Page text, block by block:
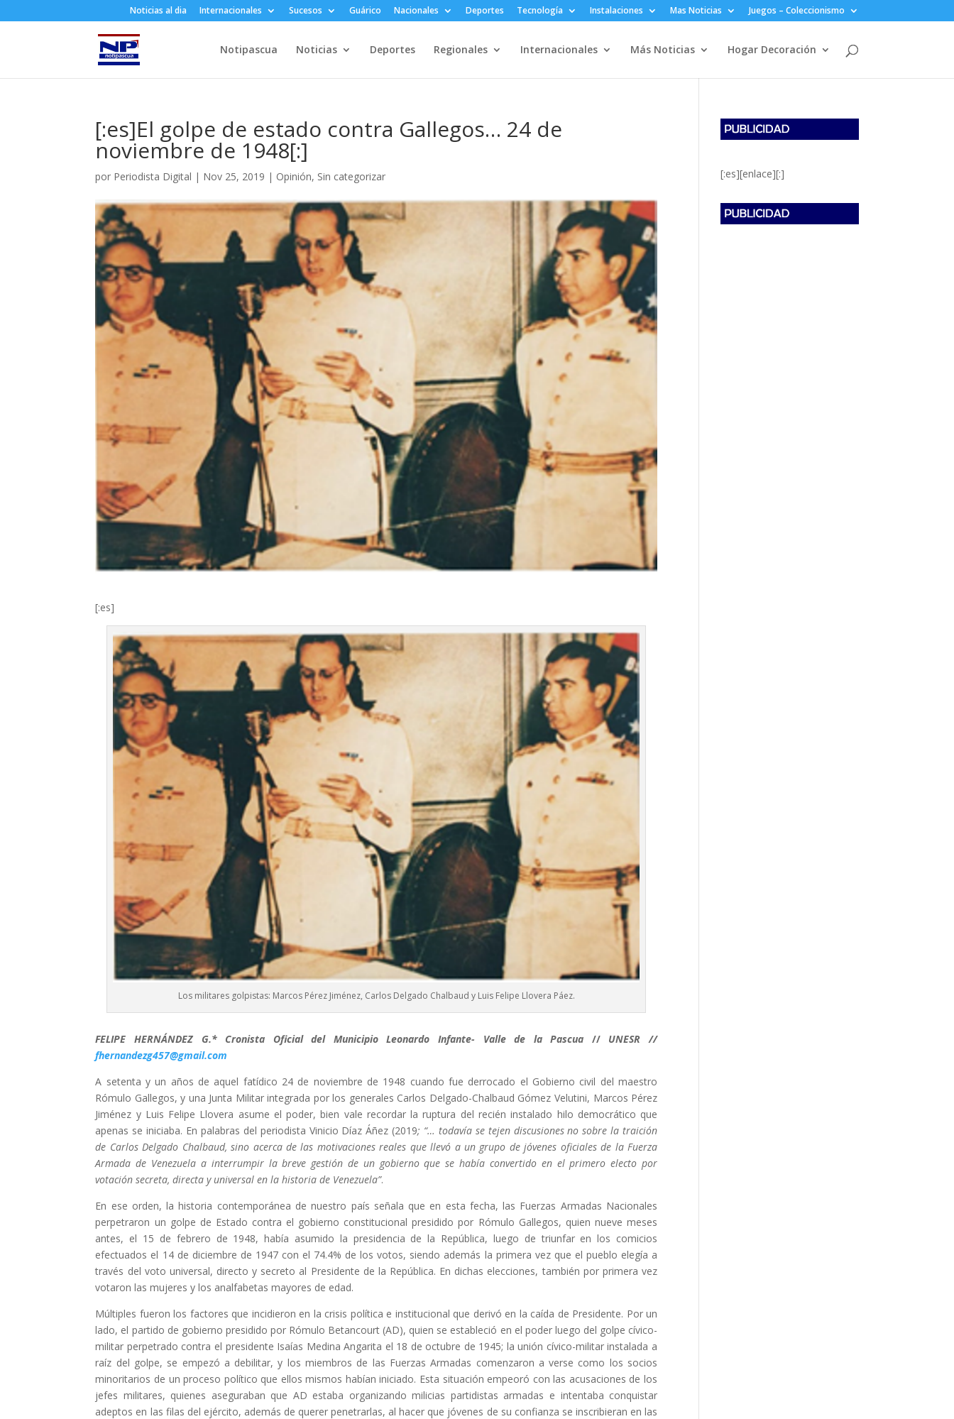
Noticias al dia Internacionales Sucesos Guárico Nacionales Deportes Tecnología Instalaciones Mas Noticias Juegos – Coleccionismo
Notipascua Noticias Deportes Regionales Internacionales Más Noticias Hogar Decoración
[:es]El golpe de estado contra Gallegos… 24 de
noviembre de 1948[:]
por Periodista Digital | Nov 25, 2019 | Opinión, Sin categorizar
[:es]
Los militares golpistas: Marcos Pérez Jiménez, Carlos Delgado Chalbaud y Luis Felipe Llovera Páez.
FELIPE HERNÁNDEZ G.* Cronista Oficial del Municipio Leonardo Infante- Valle de la Pascua //UNESR //
fhernandezg457@gmail.com
A setenta y un años de aquel fatídico 24 de noviembre de 1948 cuando fue derrocado el Gobierno civil del maestro
Rómulo Gallegos, y una Junta Militar integrada por los generales Carlos Delgado-Chalbaud Gómez Velutini, Marcos Pérez
Jiménez y Luis Felipe Llovera asume el poder, bien vale recordar la ruptura del recién instalado hilo democrático que
apenas se iniciaba. En palabras del periodista Vinicio Díaz Áñez (2019; “… todavía se tejen discusiones no sobre la traición
de Carlos Delgado Chalbaud, sino acerca de las motivaciones reales que llevó a un grupo de jóvenes oficiales de la Fuerza
Armada de Venezuela a interrumpir la breve gestión de un gobierno que se había convertido en el primero electo por
votación secreta, directa y universal en la historia de Venezuela”.
En ese orden, la historia contemporánea de nuestro país señala que en esta fecha, las Fuerzas Armadas Nacionales
perpetraron un golpe de Estado contra el gobierno constitucional presidido por Rómulo Gallegos, quien nueve meses
antes, el 15 de febrero de 1948, había asumido la presidencia de la República, luego de triunfar en los comicios
efectuados el 14 de diciembre de 1947 con el 74.4% de los votos, siendo además la primera vez que el pueblo elegía a
través del voto universal, directo y secreto al Presidente de la República. En dichas elecciones, también por primera vez
votaron las mujeres y los analfabetas mayores de edad.
Múltiples fueron los factores que incidieron en la crisis política e institucional que derivó en la caída de Presidente. Por un
lado, el partido de gobierno presidido por Rómulo Betancourt (AD), quien se estableció en el poder luego del golpe cívico-
militar perpetrado contra el presidente Isaías Medina Angarita el 18 de octubre de 1945; la unión cívico-militar instalada a
raíz del golpe, se empezó a debilitar, y los miembros de las Fuerzas Armadas comenzaron a verse como los socios
minoritarios de un proceso político que ellos mismos habían iniciado. Esta situación empeoró con las acusaciones de los
jefes militares, quienes aseguraban que AD estaba organizando milicias partidistas armadas e intentaba conquistar
adeptos en las filas del ejército, además de querer penetrarlas, al hacer que jóvenes de su confianza se inscribieran en las
[:es][enlace][:]